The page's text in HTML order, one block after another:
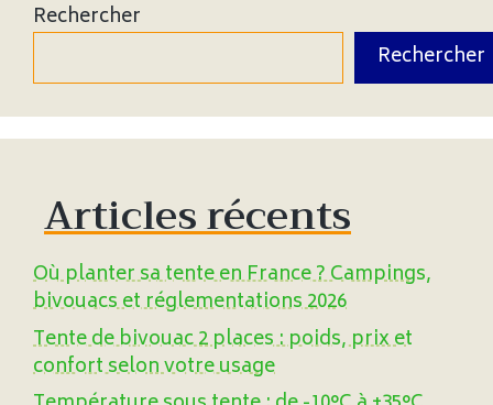
Rechercher
Rechercher
Articles récents
Où planter sa tente en France ? Campings,
bivouacs et réglementations 2026
Tente de bivouac 2 places : poids, prix et
confort selon votre usage